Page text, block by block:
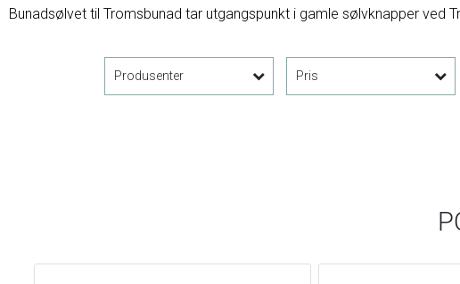
Bunadsølvet til Tromsbunad tar utgangspunkt i gamle sølvknapper ved
Produsenter Pris